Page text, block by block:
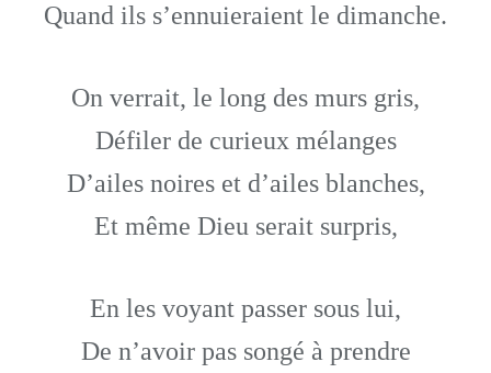
Quand ils s’ennuieraient le dimanche.
On verrait, le long des murs gris,
Défiler de curieux mélanges
D’ailes noires et d’ailes blanches,
Et même Dieu serait surpris,
En les voyant passer sous lui,
De n’avoir pas songé à prendre